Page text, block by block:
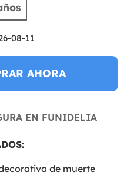
08-11
AHORA
EN FUNIDELIA
de muerte